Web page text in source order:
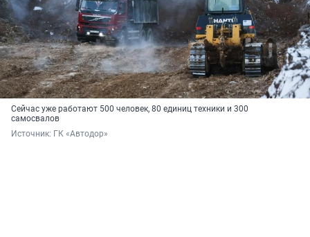
Сейчас уже работают 500 человек, 80 единиц техники и 300
самосвалов
Источник: ГК «Автодор»